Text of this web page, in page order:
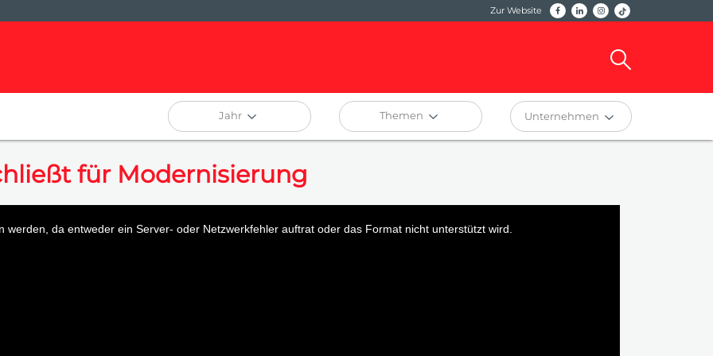
Zur Website
Jahr Themen Unternehmen
für Modernisierung
werden, da entweder ein Server- oder Netzwerkfehler auftrat oder das Format nicht unterstützt wird.